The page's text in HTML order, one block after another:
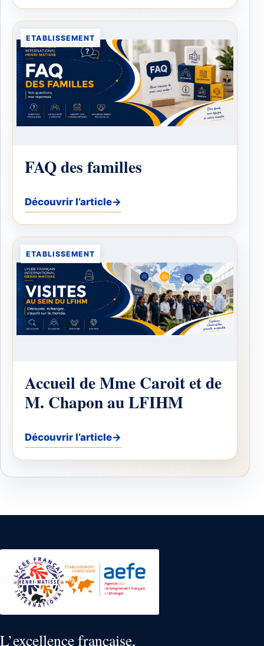
ETABLISSEMENT
FAQ des familles
Découvrir l’article→
ETABLISSEMENT
Accueil de Mme Caroit et de
M. Chapon au LFIHM
Découvrir l’article→
L’excellence française,